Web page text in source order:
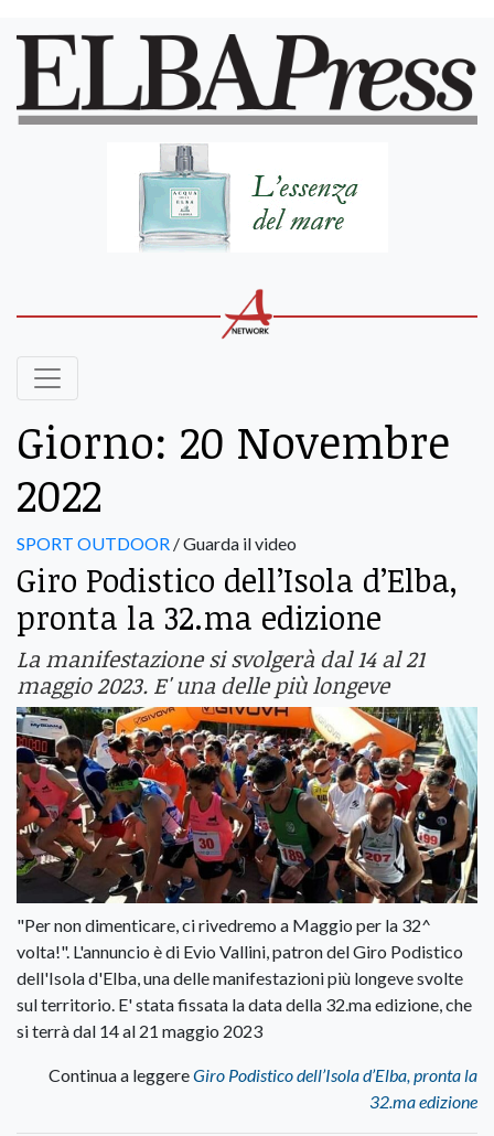
Giorno: 20 Novembre
2022
SPORT OUTDOOR / Guarda il video
Giro Podistico dell’Isola d’Elba,
pronta la 32.ma edizione
La manifestazione si svolgerà dal 14 al 21
maggio 2023. E' una delle più longeve
"Per non dimenticare, ci rivedremo a Maggio per la 32^
volta!". L'annuncio è di Evio Vallini, patron del Giro Podistico
dell'Isola d'Elba, una delle manifestazioni più longeve svolte
sul territorio. E' stata fissata la data della 32.ma edizione, che
si terrà dal 14 al 21 maggio 2023
Continua a leggereGiro Podistico dell’Isola d’Elba, pronta la
32.ma edizione